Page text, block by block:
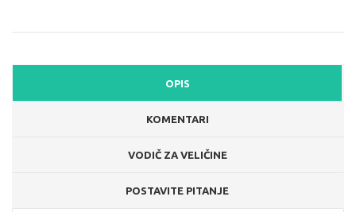
OPIS
KOMENTARI
VODIČ ZA VELIČINE
POSTAVITE PITANJE